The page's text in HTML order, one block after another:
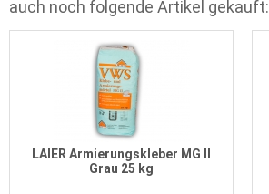
auch noch folgende Artikel gekauft:
LAIER Armierungskleber MG II
Grau 25 kg